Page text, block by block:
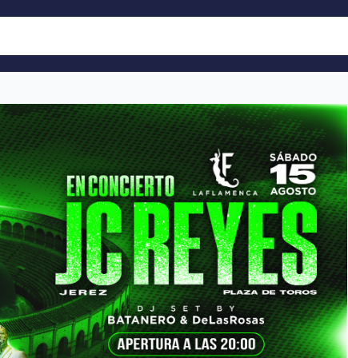
a bclever con tu cuenta
estas aceptandoPolítica de Privacidad,Términos y Condiciones
DeLasRosas & Batanero